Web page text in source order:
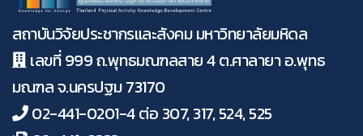
สถาบันวิจัยประชากรและสังคม มหาวิทยาลัยมหิดล
เลขที่ 999 ถ.พุทธมณฑลสาย 4 ต.ศาลายา อ.พุทธ
มณฑล จ.นครปฐม 73170
02-441-0201-4 ต่อ 307, 317, 524, 525